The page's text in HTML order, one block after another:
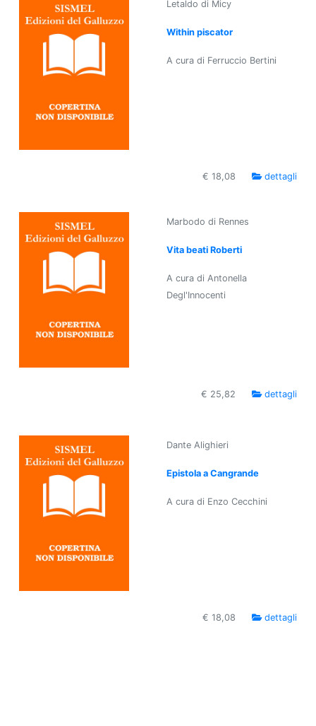
Letaldo di Micy
Within piscator
A cura di Ferruccio Bertini
€ 18,08 dettagli
Marbodo di Rennes
Vita beati Roberti
A cura di Antonella
Degl'Innocenti
€ 25,82 dettagli
Dante Alighieri
Epistola a Cangrande
A cura di Enzo Cecchini
€ 18,08 dettagli